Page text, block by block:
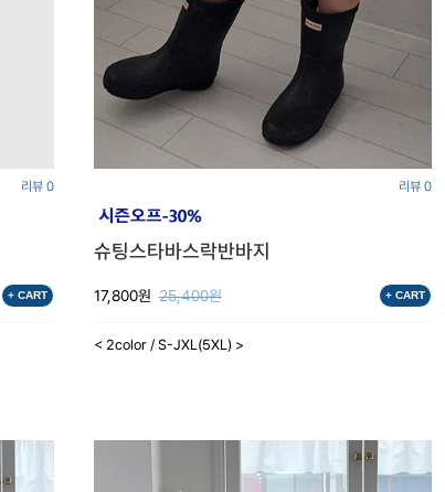
리뷰 0
+ CART
리뷰 0
슈팅스타바스락반바지
17,800원 25,400원 + CART
< 2color / S-JXL(5XL) >